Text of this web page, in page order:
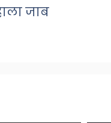
जाब